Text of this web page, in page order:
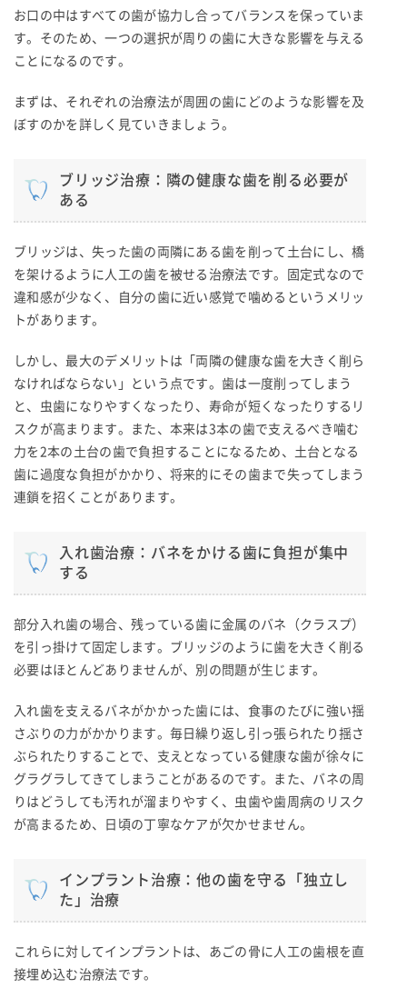
お口の中はすべての歯が協力し合ってバランスを保っていま
す。そのため、一つの選択が周りの歯に大きな影響を与える
ことになるのです。
まずは、それぞれの治療法が周囲の歯にどのような影響を及
ぼすのかを詳しく見ていきましょう。
ブリッジ治療：隣の健康な歯を削る必要が
ある
ブリッジは、失った歯の両隣にある歯を削って土台にし、橋
を架けるように人工の歯を被せる治療法です。固定式なので
違和感が少なく、自分の歯に近い感覚で噛めるというメリッ
トがあります。
しかし、最大のデメリットは「両隣の健康な歯を大きく削ら
なければならない」という点です。歯は一度削ってしまう
と、虫歯になりやすくなったり、寿命が短くなったりするリ
スクが高まります。また、本来は3本の歯で支えるべき噛む
力を2本の土台の歯で負担することになるため、土台となる
歯に過度な負担がかかり、将来的にその歯まで失ってしまう
連鎖を招くことがあります。
入れ歯治療：バネをかける歯に負担が集中
する
部分入れ歯の場合、残っている歯に金属のバネ（クラスプ）
を引っ掛けて固定します。ブリッジのように歯を大きく削る
必要はほとんどありませんが、別の問題が生じます。
入れ歯を支えるバネがかかった歯には、食事のたびに強い揺
さぶりの力がかかります。毎日繰り返し引っ張られたり揺さ
ぶられたりすることで、支えとなっている健康な歯が徐々に
グラグラしてきてしまうことがあるのです。また、バネの周
りはどうしても汚れが溜まりやすく、虫歯や歯周病のリスク
が高まるため、日頃の丁寧なケアが欠かせません。
インプラント治療：他の歯を守る「独立し
た」治療
これらに対してインプラントは、あごの骨に人工の歯根を直
接埋め込む治療法です。